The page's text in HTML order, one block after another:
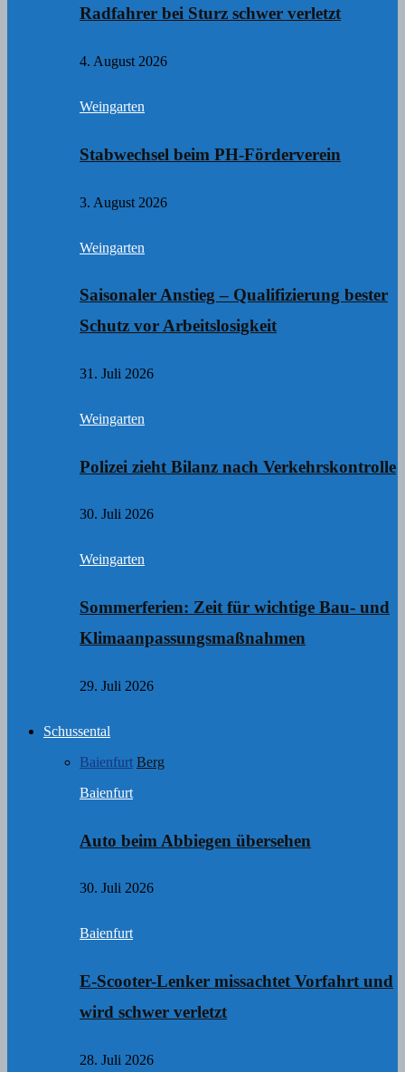
Radfahrer bei Sturz schwer verletzt
4. August 2026
Weingarten
Stabwechsel beim PH-Förderverein
3. August 2026
Weingarten
Saisonaler Anstieg – Qualifizierung bester
Schutz vor Arbeitslosigkeit
31. Juli 2026
Weingarten
Polizei zieht Bilanz nach Verkehrskontrolle
30. Juli 2026
Weingarten
Sommerferien: Zeit für wichtige Bau- und
Klimaanpassungsmaßnahmen
29. Juli 2026
Schussental
Baienfurt Berg
Baienfurt
Auto beim Abbiegen übersehen
30. Juli 2026
Baienfurt
E-Scooter-Lenker missachtet Vorfahrt und
wird schwer verletzt
28. Juli 2026